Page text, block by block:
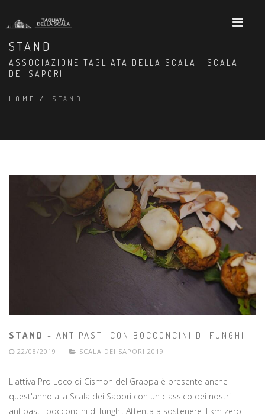
STAND
ASSOCIAZIONE TAGLIATA DELLA SCALA | SCALA
DEI SAPORI
HOME /STAND
STAND - ANTIPASTI CON BOCCONCINI DI FUNGHI
22/08/2019 SCALA DEI SAPORI 2019
L'attiva Pro Loco di Cismon del Grappa è presente anche
quest'anno alla Scala dei Sapori con un classico dei nostri
antipasti: bocconcini di funghi. Attenta a sostenere il km zero